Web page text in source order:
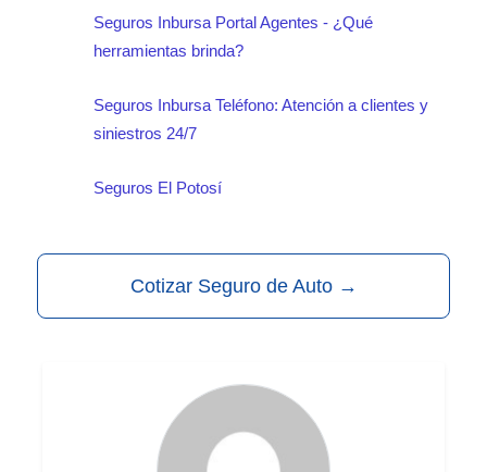
Seguros Inbursa Portal Agentes - ¿Qué
herramientas brinda?
Seguros Inbursa Teléfono: Atención a clientes y
siniestros 24/7
Seguros El Potosí
Cotizar Seguro de Auto →